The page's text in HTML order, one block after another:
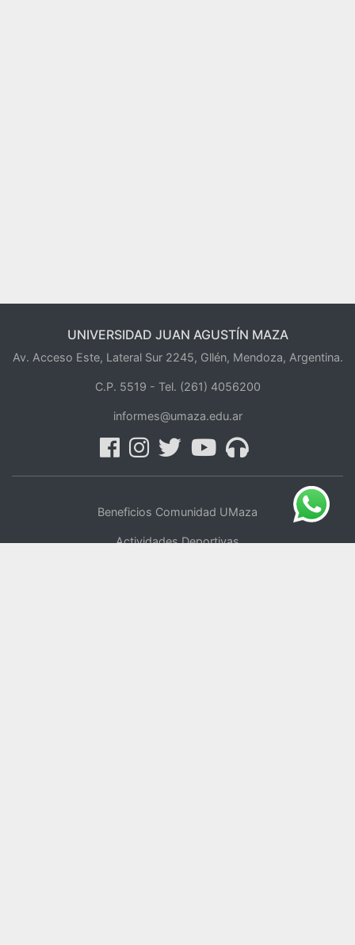
UNIVERSIDAD JUAN AGUSTÍN MAZA
Av. Acceso Este, Lateral Sur 2245, Gllén, Mendoza, Argentina.
C.P. 5519 - Tel. (261) 4056200
informes@umaza.edu.ar
Beneficios Comunidad UMaza
Actividades Deportivas